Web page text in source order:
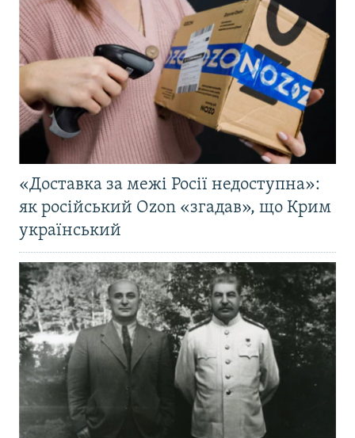
«Доставка за межі Росії недоступна»:
як російський Ozon «згадав», що Крим
український